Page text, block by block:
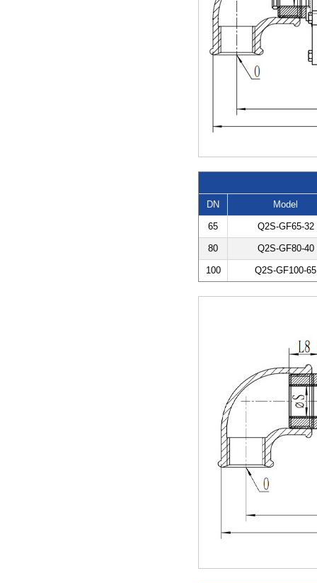
DN Model
65 Q2S-GF65-32
80 Q2S-GF80-40
100 Q2S-GF100-65